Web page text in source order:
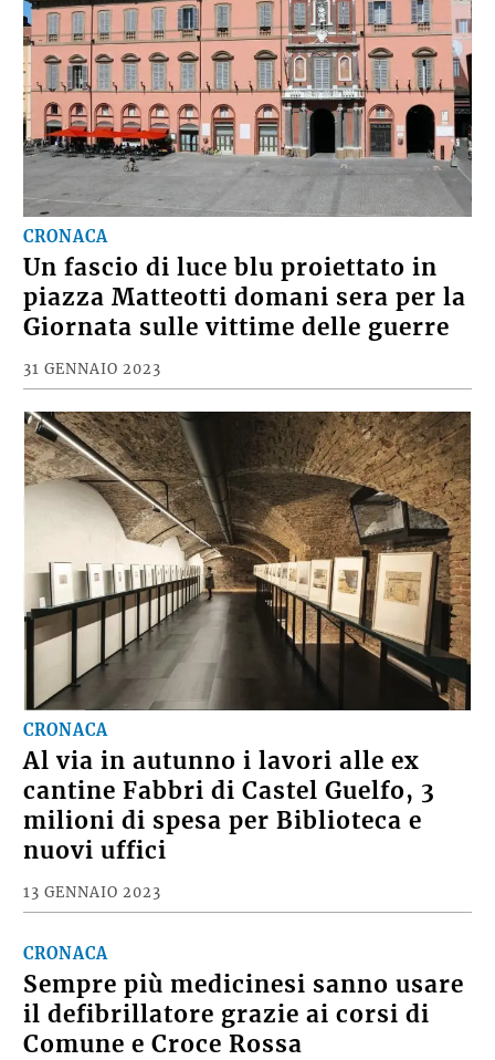
CRONACA
Un fascio di luce blu proiettato in
piazza Matteotti domani sera per la
Giornata sulle vittime delle guerre
31 GENNAIO 2023
CRONACA
Al via in autunno i lavori alle ex
cantine Fabbri di Castel Guelfo, 3
milioni di spesa per Biblioteca e
nuovi uffici
13 GENNAIO 2023
CRONACA
Sempre più medicinesi sanno usare
il defibrillatore grazie ai corsi di
Comune e Croce Rossa